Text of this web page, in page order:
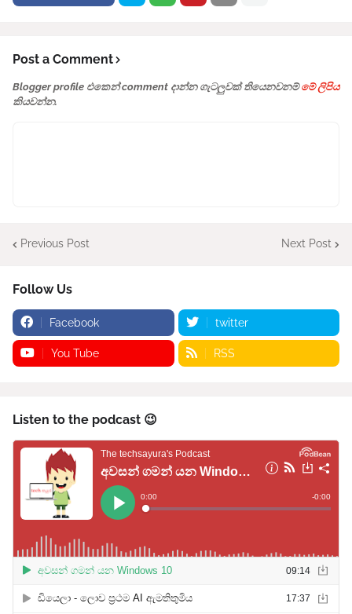
Post a Comment
Blogger profile එකෙන් comment දාන්න ගැටලුවක් තියෙනවනම්මේ ලිපිය
කියවන්න.
Previous Post Next Post
Follow Us
Facebook twitter
You Tube RSS
Listen to the podcast 😉